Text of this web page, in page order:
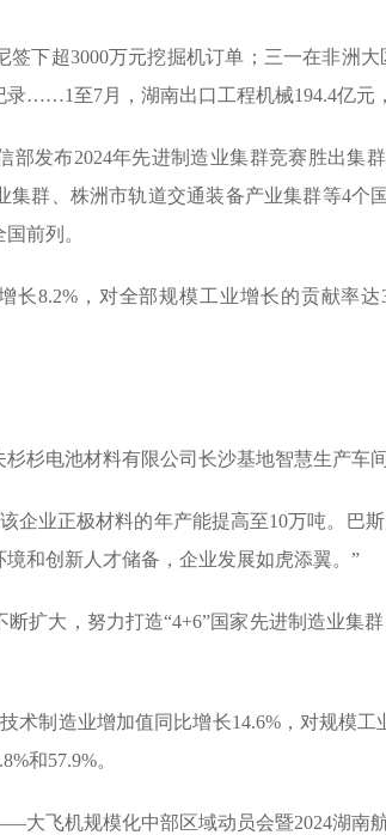
下超3000万元挖掘机订单；三一在非洲
……1至7月，湖南出口工程机械194.4亿元
部发布2024年先进制造业集群竞赛胜出集
群、株洲市轨道交通装备产业集群等4个
前列。
长8.2%，对全部规模工业增长的贡献率
杉电池材料有限公司长沙基地智慧生产车
企业正极材料的年产能提高至10万吨。巴
和创新人才储备，企业发展如虎添翼。”
扩大，努力打造“4+6”国家先进制造业集
术制造业增加值同比增长14.6%，对规模工
和57.9%。
大飞机规模化中部区域动员会暨2024湖南